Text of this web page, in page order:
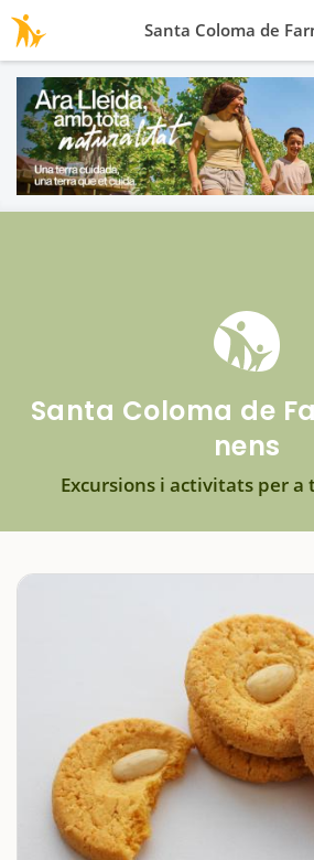
Santa Coloma de
nens
Excursions i activitats per
Santa Coloma de